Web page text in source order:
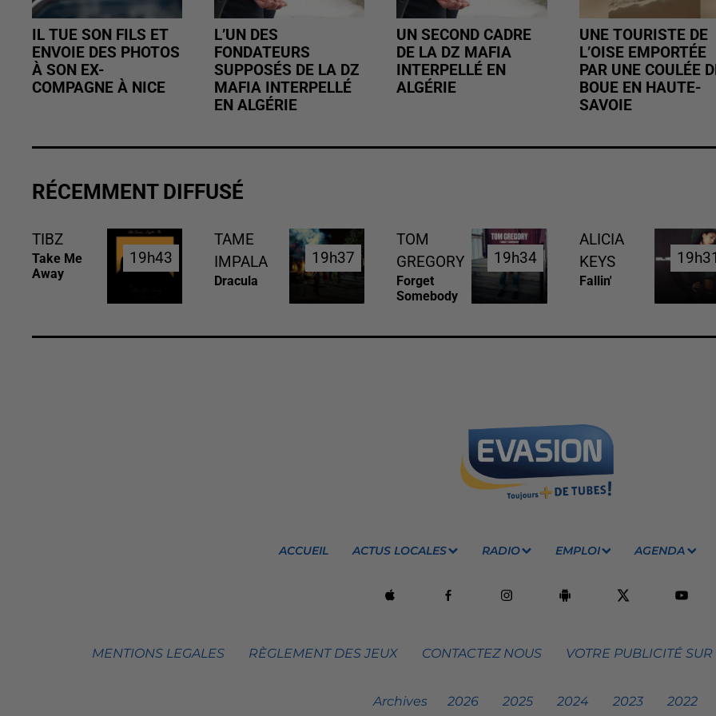
IL TUE SON FILS ET
ENVOIE DES PHOTOS
À SON EX-
COMPAGNE À NICE
L’UN DES
FONDATEURS
SUPPOSÉS DE LA DZ
MAFIA INTERPELLÉ
EN ALGÉRIE
UN SECOND CADRE
DE LA DZ MAFIA
INTERPELLÉ EN
ALGÉRIE
UNE TOURISTE DE
L’OISE EMPORTÉE
PAR UNE COULÉE
BOUE EN HAUTE-
SAVOIE
RÉCEMMENT DIFFUSÉ
TIBZ
Take Me
Away
19h43
19h43
TAME
IMPALA
Dracula
19h37
19h37
TOM
GREGORY
Forget
Somebody
19h34
19h34
ALICIA
KEYS
Fallin'
19h31
19h31
ACCUEIL ACTUS LOCALES RADIO EMPLOI AGENDA
MENTIONS LEGALES RÈGLEMENT DES JEUX CONTACTEZ NOUS VOTRE PUBLICITÉ
Archives 2026 2025 2024 2023 2022